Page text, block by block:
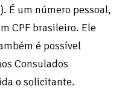
É um número pessoal,
CPF brasileiro. Ele
é possível
Consulados
o solicitante.